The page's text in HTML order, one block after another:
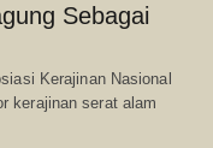
Sebagai
Kerajinan Nasional
kerajinan serat alam